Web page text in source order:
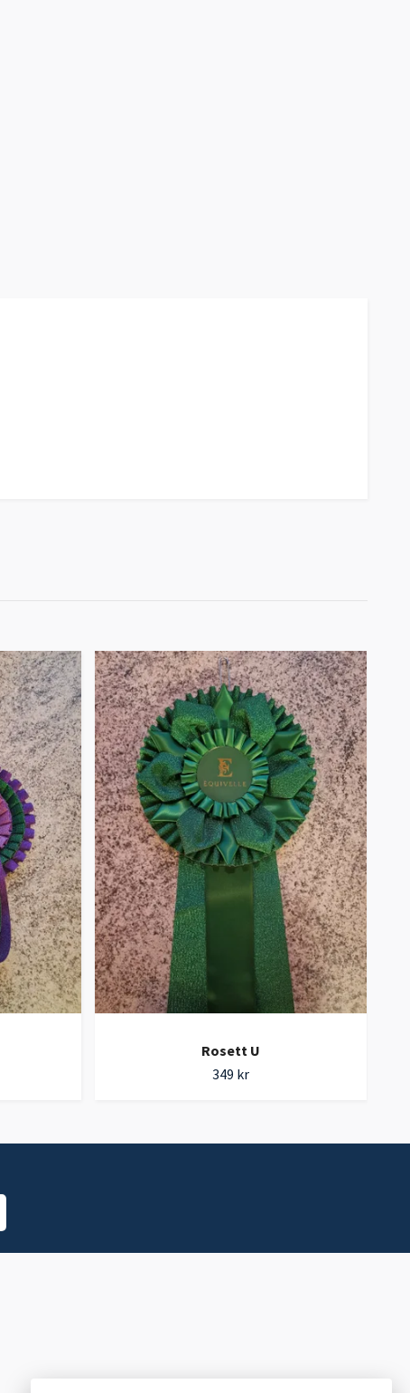
Rosett U
349 kr